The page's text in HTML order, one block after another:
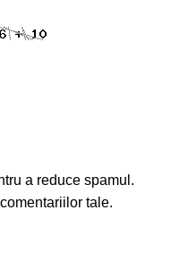
a reduce spamul.
tale.